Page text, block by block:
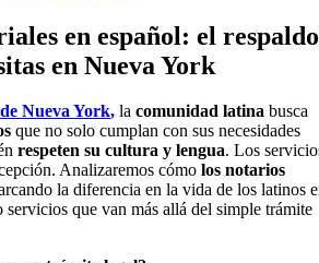
en español: el respaldo
en Nueva York
Nueva York, la comunidad latina busca
que no solo cumplan con sus necesidades
respeten su cultura y lengua. Los
Analizaremos cómo los notarios
la diferencia en la vida de los latinos
que van más allá del simple trámite